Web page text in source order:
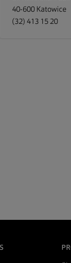
40-600 Katowice
(32) 413 15 20